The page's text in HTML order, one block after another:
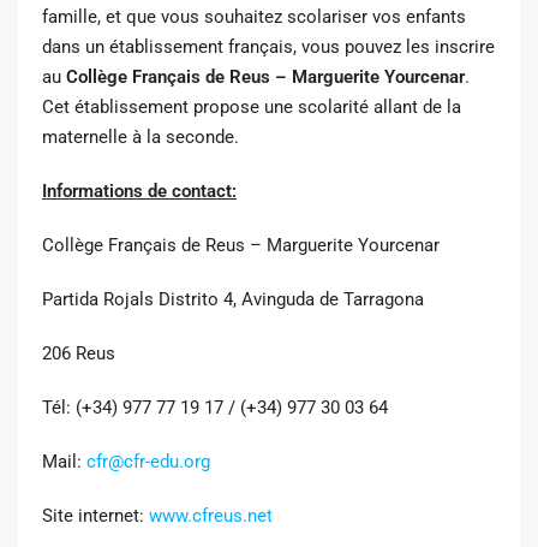
famille, et que vous souhaitez scolariser vos enfants
dans un établissement français, vous pouvez les inscrire
au Collège Français de Reus – Marguerite Yourcenar.
Cet établissement propose une scolarité allant de la
maternelle à la seconde.
Informations de contact:
Collège Français de Reus – Marguerite Yourcenar
Partida Rojals Distrito 4, Avinguda de Tarragona
206 Reus
Tél: (+34) 977 77 19 17 / (+34) 977 30 03 64
Mail: cfr@cfr-edu.org
Site internet: www.cfreus.net